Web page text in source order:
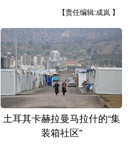
西藏
青海 宁夏
黑龙江
Français
【责任编辑:成岚 】
土耳其卡赫拉曼马拉什的“集
装箱社区”